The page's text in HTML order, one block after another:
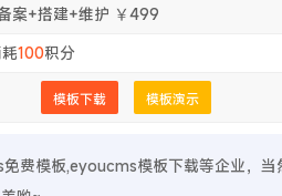
案+搭建+维护 ￥499
100积分
模板下载 模板演示
费模板,eyoucms模板下载等企业，当